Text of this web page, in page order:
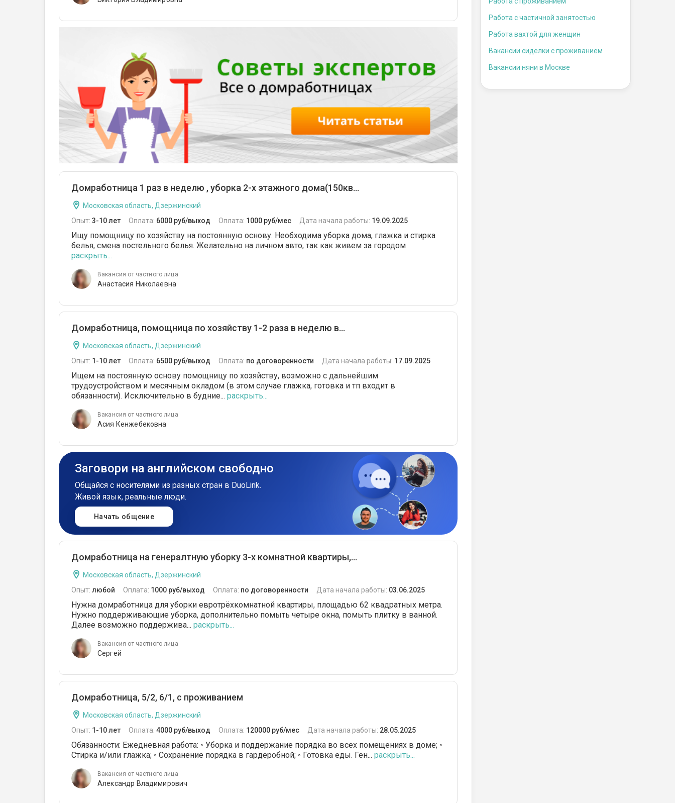
Домработница 1 раз в неделю , уборка 2-х этажного дома(150кв...
Московская область, Дзержинский
Опыт: 3-10 лет Оплата: 6000 руб/выход Оплата: 1000 руб/мес Дата начала работы: 19.09.2025
Ищу помощницу по хозяйству на постоянную основу. Необходима уборка дома, глажка и стирка
белья, смена постельного белья. Желательно на личном авто, так как живем за городом
раскрыть...
Вакансия от частного лица
Анастасия Николаевна
Домработница, помощница по хозяйству 1-2 раза в неделю в...
Московская область, Дзержинский
Опыт: 1-10 лет Оплата: 6500 руб/выход Оплата: по договоренности Дата начала работы: 17.09.2025
Ищем на постоянную основу помощницу по хозяйству, возможно с дальнейшим
трудоустройством и месячным окладом (в этом случае глажка, готовка и тп входит в
обязанности). Исключительно в будние... раскрыть...
Вакансия от частного лица
Асия Кенжебековна
Заговори на английском свободно
Общайся с носителями из разных стран в DuoLink.
Живой язык, реальные люди.
Начать общение
Домработница на генералтную уборку 3-х комнатной квартиры,...
Московская область, Дзержинский
Опыт: любой Оплата: 1000 руб/выход Оплата: по договоренности Дата начала работы: 03.06.2025
Нужна домработница для уборки евротрёхкомнатной квартиры, площадью 62 квадратных метра.
Нужно поддерживающие уборка, дополнительно помыть четыре окна, помыть плитку в ванной.
Далее возможно поддержива... раскрыть...
Вакансия от частного лица
Сергей
Домработница, 5/2, 6/1, с проживанием
Московская область, Дзержинский
Опыт: 1-10 лет Оплата: 4000 руб/выход Оплата: 120000 руб/мес Дата начала работы: 28.05.2025
Обязанности: Ежедневная работа: ◦ Уборка и поддержание порядка во всех помещениях в доме; ◦
Стирка и/или глажка; ◦ Сохранение порядка в гардеробной; ◦ Готовка еды. Ген... раскрыть...
Вакансия от частного лица
Александр Владимирович
Работа с частичной занятостью
Работа вахтой для женщин
Вакансии сиделки с проживанием
Вакансии няни в Москве